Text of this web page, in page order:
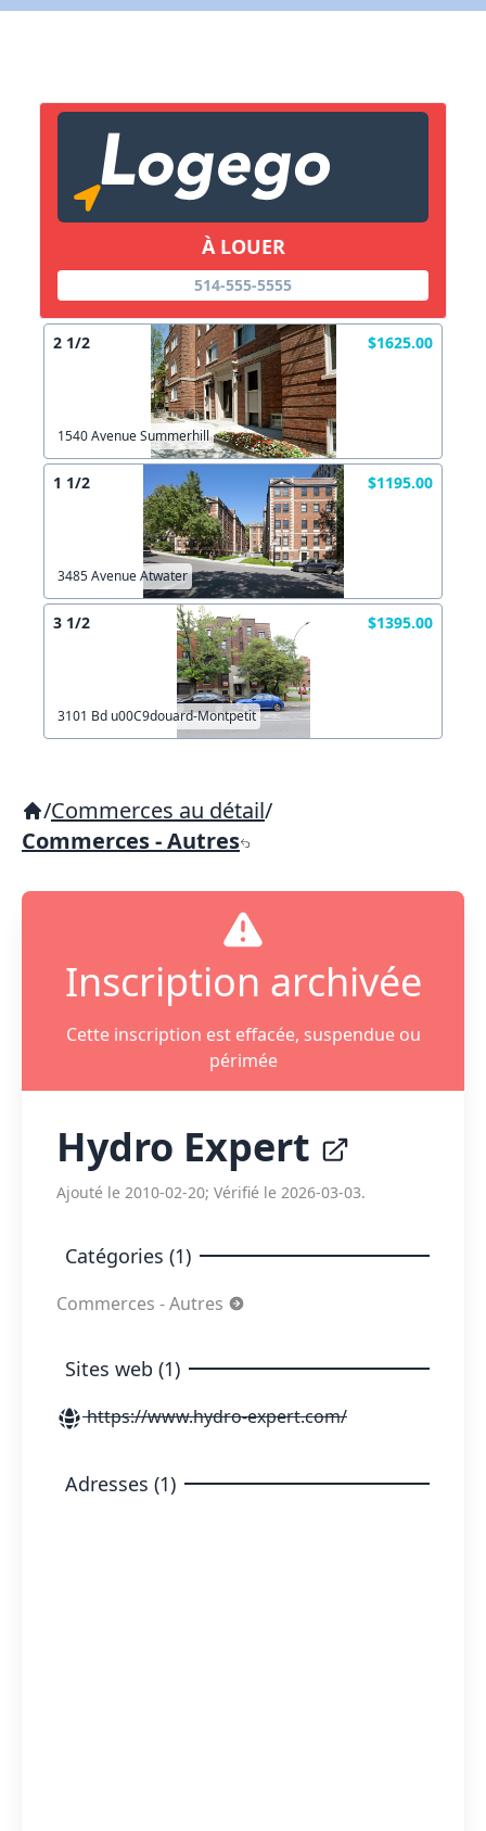
À LOUER
514-555-5555
2 1/2 $1625.00
1540 Avenue Summerhill
1 1/2 $1195.00
3485 Avenue Atwater
3 1/2 $1395.00
3101 Bd u00C9douard-Montpetit
/Commerces au détail/
Commerces - Autres
Inscription archivée
Cette inscription est effacée, suspendue ou
périmée
Hydro Expert
Ajouté le 2010-02-20; Vérifié le 2026-03-03.
Catégories (1)
Commerces - Autres
Sites web (1)
https://www.hydro-expert.com/
Adresses (1)
Lien vers inscription (sera inclus dans courriel)
Copier lien
X Fermer
X Fermer